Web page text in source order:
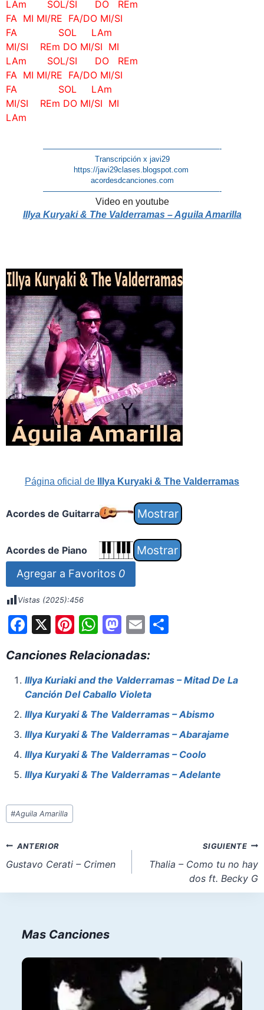
LAm SOL/SI DO REm
FA MI MI/RE FA/DO MI/SI
FA SOL LAm
MI/SI REm DO MI/SI MI
LAm SOL/SI DO REm
FA MI MI/RE FA/DO MI/SI
FA SOL LAm
MI/SI REm DO MI/SI MI
LAm
———————————————————————-
Transcripción x javi29
https://javi29clases.blogspot.com
acordesdcanciones.com
———————————————————————-
Video en youtube
Illya Kuryaki & The Valderramas – Aguila Amarilla
Página oficial de Illya Kuryaki & The Valderramas
Acordes de Guitarra
Acordes de Piano
Agregar a Favoritos 0
Vistas (2025):456
F
c
e
b
o
o
k
X Pi
er
e
st
W
at
s
A
p
p
M
st
o
d
o
n
E
ai
l
S
e
Canciones Relacionadas:
Illya Kuriaki and the Valderramas – Mitad De La
Canción Del Caballo Violeta
Illya Kuryaki & The Valderramas – Abismo
Illya Kuryaki & The Valderramas – Abarajame
Illya Kuryaki & The Valderramas – Coolo
Illya Kuryaki & The Valderramas – Adelante
Etiquetas
de
entrada:
#Aguila Amarilla
Navegación
de
ANTERIOR
Gustavo Cerati – Crimen
SIGUIENTE
Thalia – Como tu no hay
dos ft. Becky G
Mas Canciones